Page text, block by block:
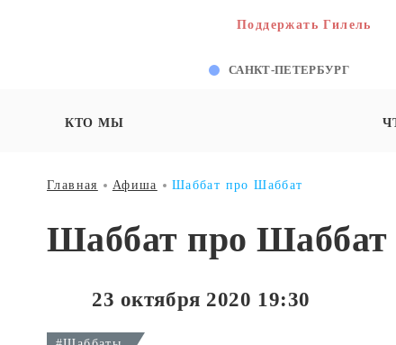
Поддержать Гилель
САНКТ-ПЕТЕРБУРГ
КТО МЫ
Главная Афиша Шаббат про Шаббат
Шаббат про Шаббат
23 октября 2020 19:30